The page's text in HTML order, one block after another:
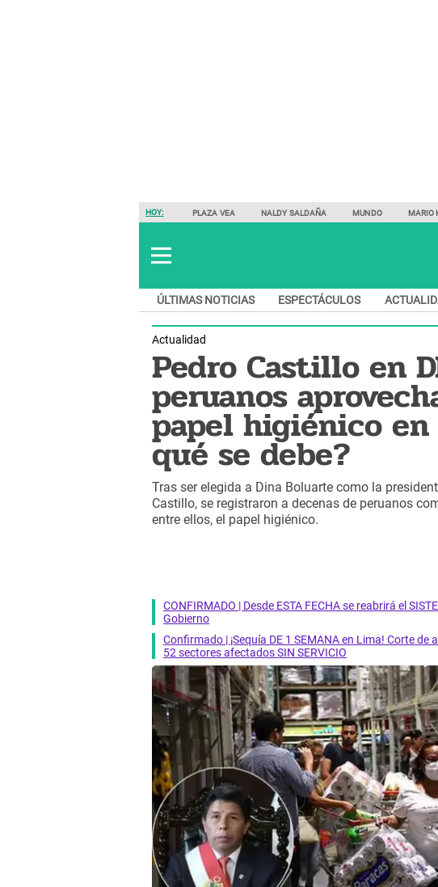
HOY: PLAZA VEA NALDY SALDAÑA MUNDO MARIO
ÚLTIMAS NOTICIAS ESPECTÁCULOS
Actualidad
Pedro Castillo en
peruanos
papel higiénico
qué se debe?
Tras ser elegida a Dina Boluarte como la
Castillo, se registraron a decenas de peruanos
entre ellos, el papel higiénico.
CONFIRMADO | Desde ESTA FECHA se reabrirá el
Gobierno
Confirmado | ¡Sequía DE 1 SEMANA en Lima! Corte
52 sectores afectados SIN SERVICIO